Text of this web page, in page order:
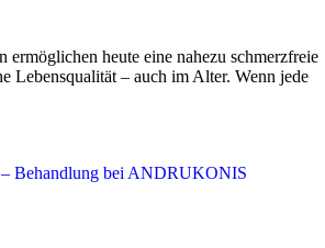
ermöglichen heute eine nahezu schmerzfreie
Lebensqualität – auch im Alter. Wenn jede